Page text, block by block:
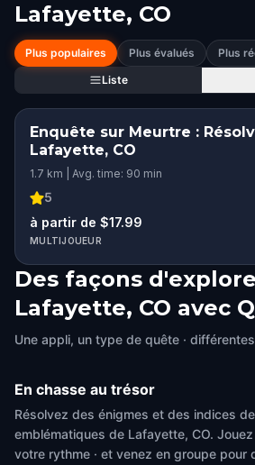
Lafayette, CO
Plus populaires Plus évalués
Plus
Liste
Enquête sur Meurtre :
Lafayette, CO
1.7 km | Avg. time: 90 min
5
à partir de $17.99
MULTIJOUEUR
Des façons
Lafayette, CO avec
Une appli, un type de quête ·
En chasse au trésor
Résolvez des énigmes et des indices
emblématiques de Lafayette, CO.
votre rythme · et venez en groupe pour